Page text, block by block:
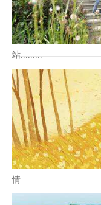
站.........
情.........